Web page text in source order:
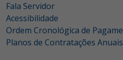
Fala Servidor
Acessibilidade
Ordem Cronológica de
Planos de Contratações Anuais